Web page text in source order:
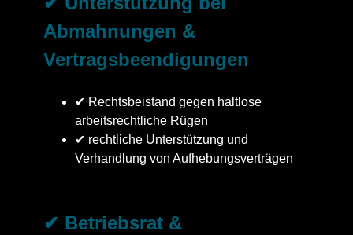
Abmahnungen &
Vertragsbeendigungen
✔ Rechtsbeistand gegen haltlose
arbeitsrechtliche Rügen
✔ rechtliche Unterstützung und
Verhandlung von Aufhebungsverträgen
✔ Betriebsrat &